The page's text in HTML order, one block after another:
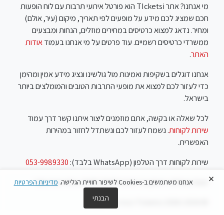
מי אנחנו? אתר TIcketsi הוא פורטל אירועי תרבות עם לוח הופעות
חכם שמציג לכם מידע על מופעים לפי תאריך, מיקום (עיר, אולם)
ומחיר. נדאג למצוא כרטיסים במחירים מוזלים, הנחות ומבצעים
ממשרדי כרטיסים רשמיים. עוד פרטים על מי אנחנו בעמודאודות
האתר.
אנחנו דוגלים בשקיפות ואמינות מול גולשינו ונציג מידע אמין ומהימן
כדי לעזור לכם למצוא את מופעי התרבות הטובים והמומלצים ביותר
בישראל.
לכל שאלה או בקשה, אתם מוזמנים ליצור איתנו קשר דרך עמוד
שירות לקוחות. נשמח לעזור לכם ונשתדל לחזור במהירות
האפשרית.
שירות לקוחות דרך הטלפון (WhatsApp בלבד):
053-9989330
שעות פעילות: ראשון עד חמישי 10:00-18:00, שישי שבת סגור
Feels
× אנחנו משתמשים ב-Cookies לשיפור חוויית הגלישה. מדיניות הפרטיות
הבנתי